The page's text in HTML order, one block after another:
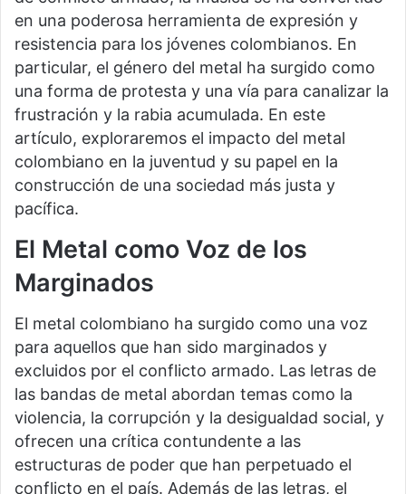
en una poderosa herramienta de expresión y
resistencia para los jóvenes colombianos. En
particular, el género del metal ha surgido como
una forma de protesta y una vía para canalizar la
frustración y la rabia acumulada. En este
artículo, exploraremos el impacto del metal
colombiano en la juventud y su papel en la
construcción de una sociedad más justa y
pacífica.
El Metal como Voz de los
Marginados
El metal colombiano ha surgido como una voz
para aquellos que han sido marginados y
excluidos por el conflicto armado. Las letras de
las bandas de metal abordan temas como la
violencia, la corrupción y la desigualdad social, y
ofrecen una crítica contundente a las
estructuras de poder que han perpetuado el
conflicto en el país. Además de las letras, el